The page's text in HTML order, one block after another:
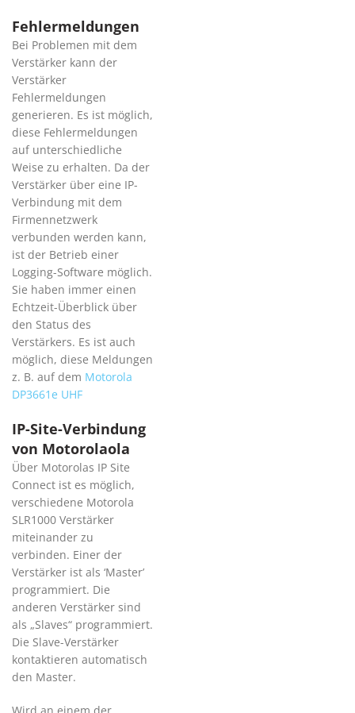
Fehlermeldungen
Bei Problemen mit dem
Verstärker kann der
Verstärker
Fehlermeldungen
generieren. Es ist möglich,
diese Fehlermeldungen
auf unterschiedliche
Weise zu erhalten. Da der
Verstärker über eine IP-
Verbindung mit dem
Firmennetzwerk
verbunden werden kann,
ist der Betrieb einer
Logging-Software möglich.
Sie haben immer einen
Echtzeit-Überblick über
den Status des
Verstärkers. Es ist auch
möglich, diese Meldungen
z. B. auf dem Motorola
DP3661e UHF
IP-Site-Verbindung
von Motorolaola
Über Motorolas IP Site
Connect ist es möglich,
verschiedene Motorola
SLR1000 Verstärker
miteinander zu
verbinden. Einer der
Verstärker ist als ‘Master’
programmiert. Die
anderen Verstärker sind
als „Slaves“ programmiert.
Die Slave-Verstärker
kontaktieren automatisch
den Master.